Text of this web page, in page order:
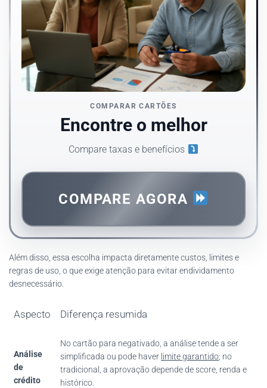
COMPARAR CARTÕES
Encontre o melhor
Compare taxas e benefícios
COMPARE AGORA
Além disso, essa escolha impacta diretamente custos, limites e
regras de uso, o que exige atenção para evitar endividamento
desnecessário.
Aspecto Diferença resumida
Análise
de
crédito
No cartão para negativado, a análise tende a ser
simplificada ou pode haver limite garantido; no
tradicional, a aprovação depende de score, renda e
histórico.